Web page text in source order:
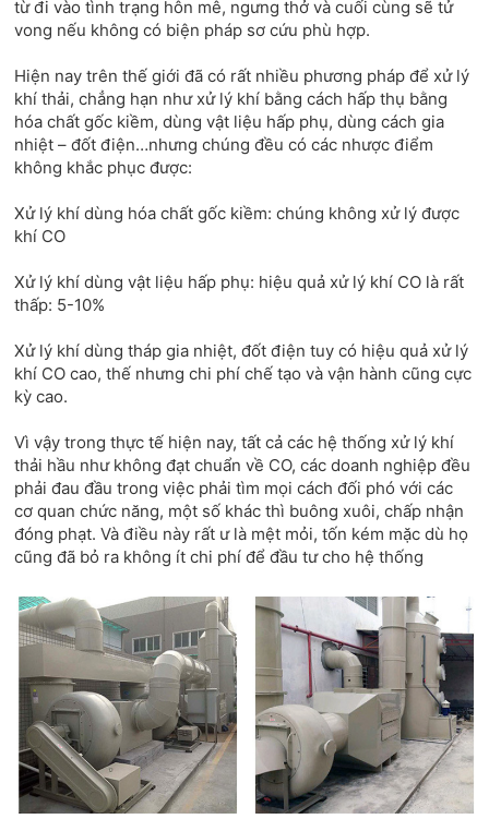
từ đi vào tình trạng hôn mê, ngưng thở và cuối cùng sẽ tử
vong nếu không có biện pháp sơ cứu phù hợp.
Hiện nay trên thế giới đã có rất nhiều phương pháp để xử lý
khí thải, chẳng hạn như xử lý khí bằng cách hấp thụ bằng
hóa chất gốc kiềm, dùng vật liệu hấp phụ, dùng cách gia
nhiệt – đốt điện…nhưng chúng đều có các nhược điểm
không khắc phục được:
Xử lý khí dùng hóa chất gốc kiềm: chúng không xử lý được
khí CO
Xử lý khí dùng vật liệu hấp phụ: hiệu quả xử lý khí CO là rất
thấp: 5-10%
Xử lý khí dùng tháp gia nhiệt, đốt điện tuy có hiệu quả xử lý
khí CO cao, thế nhưng chi phí chế tạo và vận hành cũng cực
kỳ cao.
Vì vậy trong thực tế hiện nay, tất cả các hệ thống xử lý khí
thải hầu như không đạt chuẩn về CO, các doanh nghiệp đều
phải đau đầu trong việc phải tìm mọi cách đối phó với các
cơ quan chức năng, một số khác thì buông xuôi, chấp nhận
đóng phạt. Và điều này rất ư là mệt mỏi, tốn kém mặc dù họ
cũng đã bỏ ra không ít chi phí để đầu tư cho hệ thống